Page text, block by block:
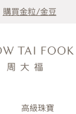
購買金粒/金豆
高級珠寶